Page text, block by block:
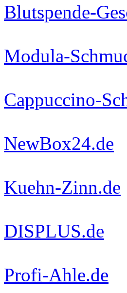
Blutspende-
Modula-
Cappuccino-
NewBox24.de
Kuehn-Zinn.de
DISPLUS.de
Profi-Ahle.de